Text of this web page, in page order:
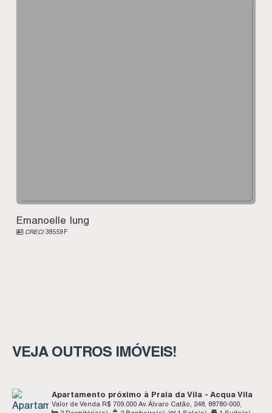
Emanoelle Iung
CRECI38559F
VEJA OUTROS IMÓVEIS!
Apartamento próximo à Praia da Vila - Acqua Vila
Home Club - Apto C202 - Centro - Imbituba SC
R$ 709.000
Valor de Venda
Av. Álvaro Catão, 248, 88780-000,